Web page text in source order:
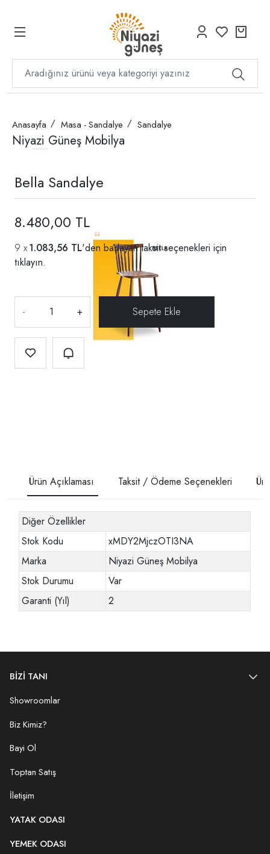
Anasayfa Masa - Sandalye Sandalye
Niyazi Güneş Mobilya
Bella Sandalye
8.480,00 TL
1.083,56 TL'den başlayan taksit seçenekleri için
tıklayın.
- +
Ürün Açıklaması Taksit / Ödeme Seçenekleri
Diğer Özellikler
Stok Kodu
xMDY2MjczOTI3NA
Marka
Niyazi Güneş Mobilya
Stok Durumu
Var
Garanti (Yıl)
2
BİZİ TANI
Showroomlar
Biz Kimiz?
Bayi Ol
Toptan Satış
İletişim
YATAK ODASI
YEMEK ODASI